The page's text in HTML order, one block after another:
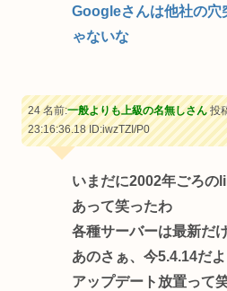
Googleさんは他社の穴
ゃないな
24 名前:一般よりも上級の名無しさん投
23:16:36.18ID:iwzTZI/P0
いまだに2002年ごろの
あって笑ったわ
各種サーバーは最新だ
あのさぁ、今5.4.14だ
アップデート放置って